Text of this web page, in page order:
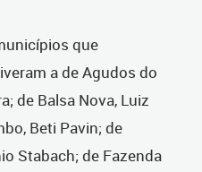
que
a de Agudos do
de Balsa Nova, Luiz
Beti Pavin; de
Stabach; de Fazenda